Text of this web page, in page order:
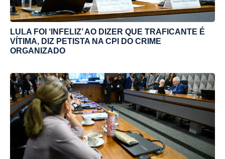
LULA FOI ‘INFELIZ’ AO DIZER QUE TRAFICANTE É
VÍTIMA, DIZ PETISTA NA CPI DO CRIME
ORGANIZADO